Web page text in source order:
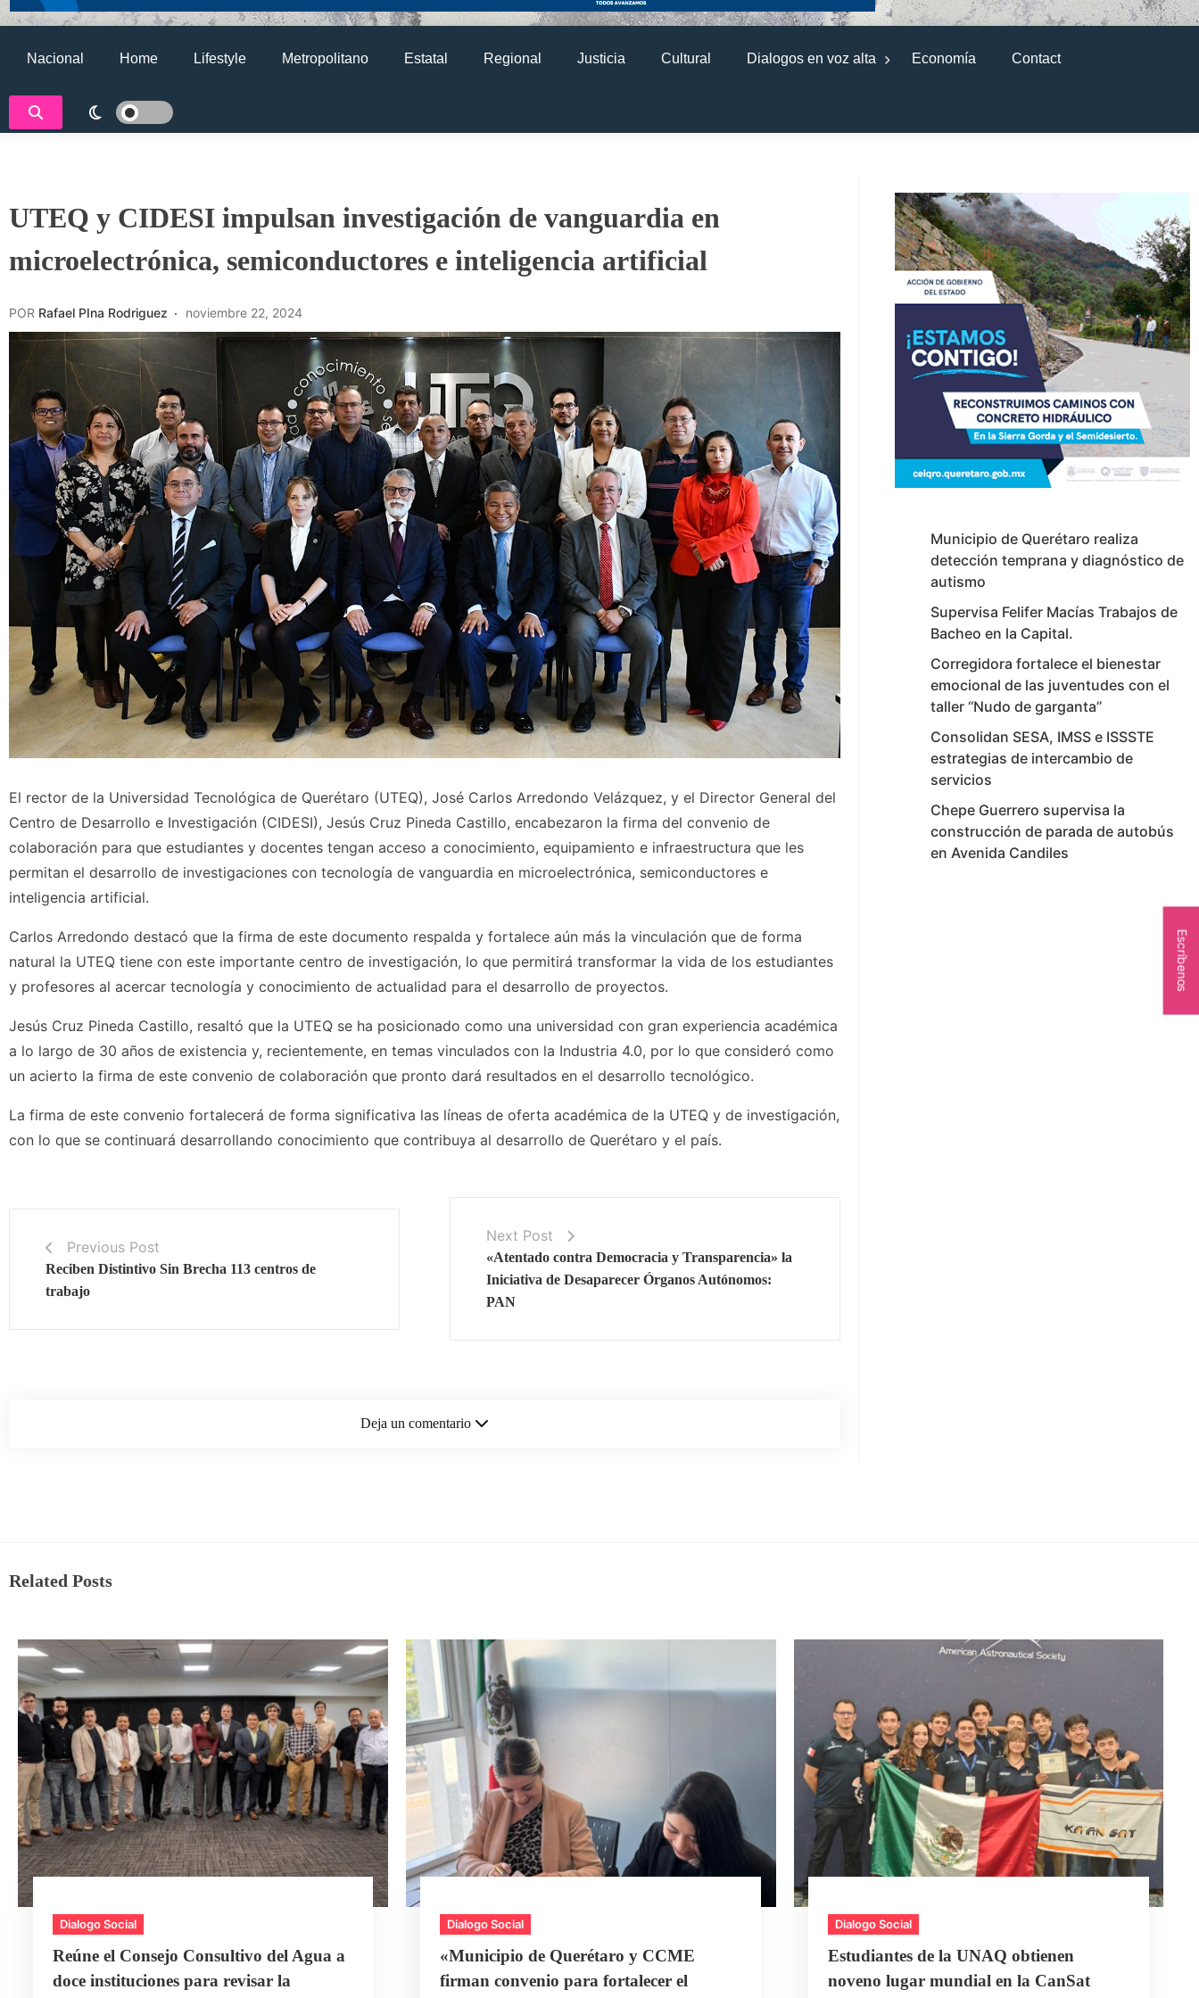
Nacional Home Lifestyle Metropolitano Estatal Regional Justicia Cultural Dialogos en voz alta Economía Contact
UTEQ y CIDESI impulsan investigación de vanguardia en
microelectrónica, semiconductores e inteligencia artificial
POR Rafael PIna Rodriguez noviembre 22, 2024
El rector de la Universidad Tecnológica de Querétaro (UTEQ), José Carlos Arredondo Velázquez, y el Director General del
Centro de Desarrollo e Investigación (CIDESI), Jesús Cruz Pineda Castillo, encabezaron la firma del convenio de
colaboración para que estudiantes y docentes tengan acceso a conocimiento, equipamiento e infraestructura que les
permitan el desarrollo de investigaciones con tecnología de vanguardia en microelectrónica, semiconductores e
inteligencia artificial.
Carlos Arredondo destacó que la firma de este documento respalda y fortalece aún más la vinculación que de forma
natural la UTEQ tiene con este importante centro de investigación, lo que permitirá transformar la vida de los estudiantes
y profesores al acercar tecnología y conocimiento de actualidad para el desarrollo de proyectos.
Jesús Cruz Pineda Castillo, resaltó que la UTEQ se ha posicionado como una universidad con gran experiencia académica
a lo largo de 30 años de existencia y, recientemente, en temas vinculados con la Industria 4.0, por lo que consideró como
un acierto la firma de este convenio de colaboración que pronto dará resultados en el desarrollo tecnológico.
La firma de este convenio fortalecerá de forma significativa las líneas de oferta académica de la UTEQ y de investigación,
con lo que se continuará desarrollando conocimiento que contribuya al desarrollo de Querétaro y el país.
Previous Post
Reciben Distintivo Sin Brecha 113 centros de
trabajo
Next Post
«Atentado contra Democracia y Transparencia» la
Iniciativa de Desaparecer Órganos Autónomos:
PAN
Deja un comentario
Municipio de Querétaro realiza
detección temprana y diagnóstico de
autismo
Supervisa Felifer Macías Trabajos de
Bacheo en la Capital.
Corregidora fortalece el bienestar
emocional de las juventudes con el
taller ‘‘Nudo de garganta’’
Consolidan SESA, IMSS e ISSSTE
estrategias de intercambio de
servicios
Chepe Guerrero supervisa la
construcción de parada de autobús
en Avenida Candiles
Related Posts
Dialogo Social
Reúne el Consejo Consultivo del Agua a
doce instituciones para revisar la
Dialogo Social
«Municipio de Querétaro y CCME
firman convenio para fortalecer el
Dialogo Social
Estudiantes de la UNAQ obtienen
noveno lugar mundial en la CanSat
Escríbenos